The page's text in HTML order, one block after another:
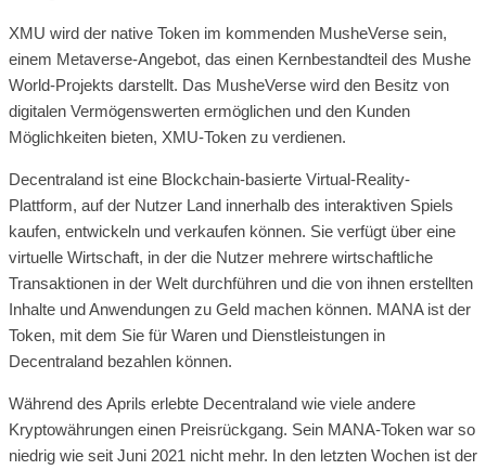
XMU wird der native Token im kommenden MusheVerse sein,
einem Metaverse-Angebot, das einen Kernbestandteil des Mushe
World-Projekts darstellt. Das MusheVerse wird den Besitz von
digitalen Vermögenswerten ermöglichen und den Kunden
Möglichkeiten bieten, XMU-Token zu verdienen.
Decentraland ist eine Blockchain-basierte Virtual-Reality-
Plattform, auf der Nutzer Land innerhalb des interaktiven Spiels
kaufen, entwickeln und verkaufen können. Sie verfügt über eine
virtuelle Wirtschaft, in der die Nutzer mehrere wirtschaftliche
Transaktionen in der Welt durchführen und die von ihnen erstellten
Inhalte und Anwendungen zu Geld machen können. MANA ist der
Token, mit dem Sie für Waren und Dienstleistungen in
Decentraland bezahlen können.
Während des Aprils erlebte Decentraland wie viele andere
Kryptowährungen einen Preisrückgang. Sein MANA-Token war so
niedrig wie seit Juni 2021 nicht mehr. In den letzten Wochen ist der